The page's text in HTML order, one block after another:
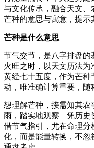
与文化传承，融合天文、
芒种的意思与寓意，提示
芒种是什么意思
节气交节，是八字排盘的
火旺之时，以天文历法为
黄经七十五度，作为芒种
动，唯准确计算重要，随
想理解芒种，接需知其农
雨，踏实地观察，凭历史
借节气指引，尤在命理分
化，而是能量转换，不忽